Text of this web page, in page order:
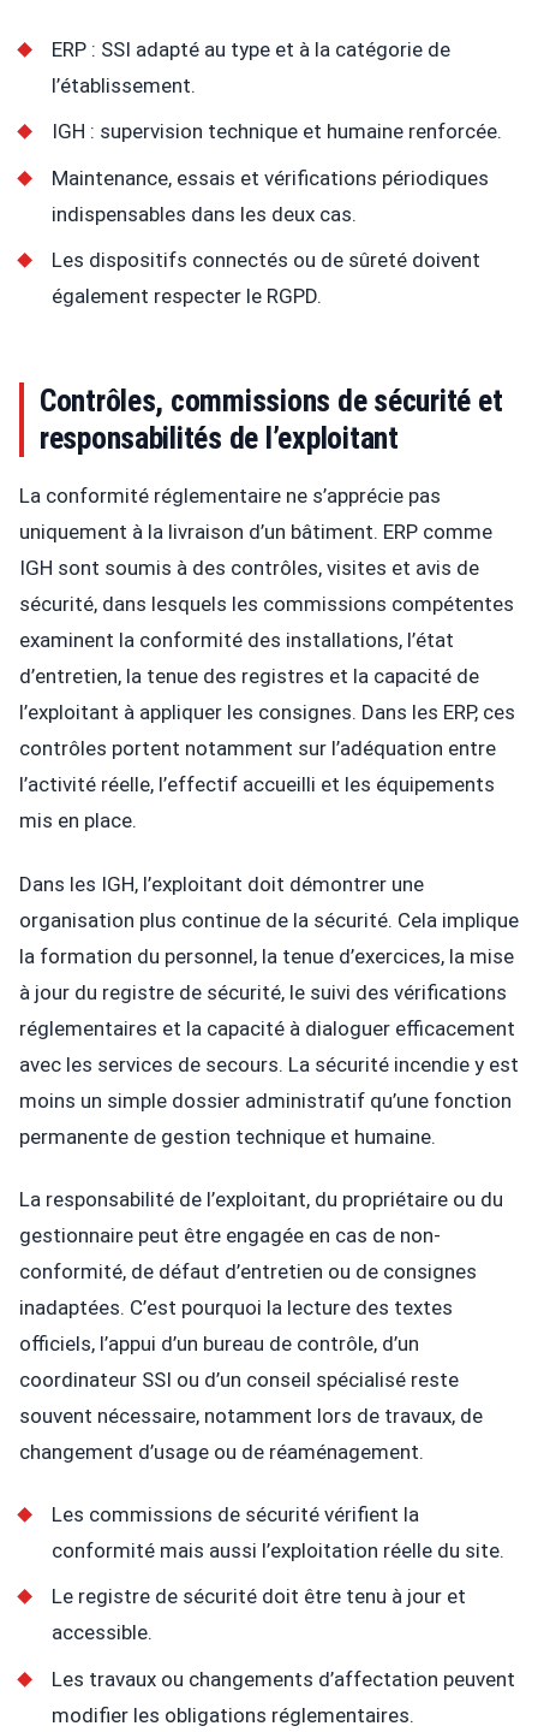
ERP : SSI adapté au type et à la catégorie de
l’établissement.
IGH : supervision technique et humaine renforcée.
Maintenance, essais et vérifications périodiques
indispensables dans les deux cas.
Les dispositifs connectés ou de sûreté doivent
également respecter le RGPD.
Contrôles, commissions de sécurité et
responsabilités de l’exploitant
La conformité réglementaire ne s’apprécie pas
uniquement à la livraison d’un bâtiment. ERP comme
IGH sont soumis à des contrôles, visites et avis de
sécurité, dans lesquels les commissions compétentes
examinent la conformité des installations, l’état
d’entretien, la tenue des registres et la capacité de
l’exploitant à appliquer les consignes. Dans les ERP, ces
contrôles portent notamment sur l’adéquation entre
l’activité réelle, l’effectif accueilli et les équipements
mis en place.
Dans les IGH, l’exploitant doit démontrer une
organisation plus continue de la sécurité. Cela implique
la formation du personnel, la tenue d’exercices, la mise
à jour du registre de sécurité, le suivi des vérifications
réglementaires et la capacité à dialoguer efficacement
avec les services de secours. La sécurité incendie y est
moins un simple dossier administratif qu’une fonction
permanente de gestion technique et humaine.
La responsabilité de l’exploitant, du propriétaire ou du
gestionnaire peut être engagée en cas de non-
conformité, de défaut d’entretien ou de consignes
inadaptées. C’est pourquoi la lecture des textes
officiels, l’appui d’un bureau de contrôle, d’un
coordinateur SSI ou d’un conseil spécialisé reste
souvent nécessaire, notamment lors de travaux, de
changement d’usage ou de réaménagement.
Les commissions de sécurité vérifient la
conformité mais aussi l’exploitation réelle du site.
Le registre de sécurité doit être tenu à jour et
accessible.
Les travaux ou changements d’affectation peuvent
modifier les obligations réglementaires.